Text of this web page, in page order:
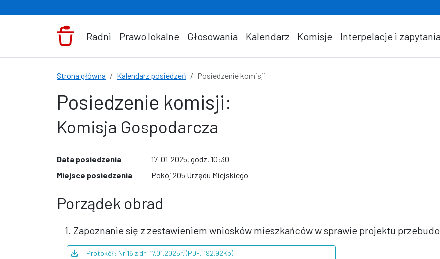
Radni Prawo lokalne Głosowania Kalendarz Komisje Interpelacje i zapytania
Strona główna Kalendarz posiedzeń Posiedzenie komisji
Posiedzenie komisji:
Komisja Gospodarcza
Data posiedzenia
17-01-2025, godz. 10:30
Miejsce posiedzenia
Pokój 205 Urzędu Miejskiego
Porządek obrad
1. Zapoznanie się z zestawieniem wniosków mieszkańców w sprawie projektu
Protokół: Nr 16 z dn. 17.01.2025r. (PDF, 192.92Kb)